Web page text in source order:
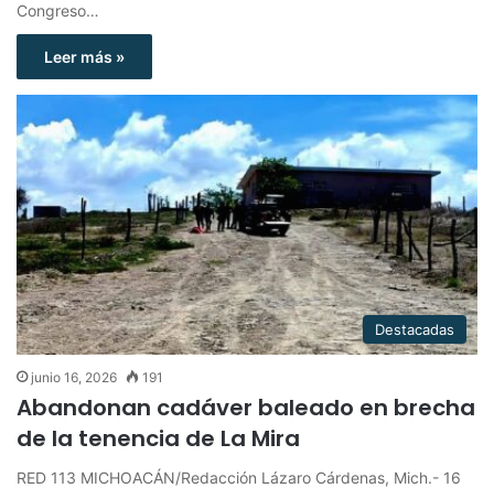
Congreso…
Leer más »
Destacadas
junio 16, 2026 191
Abandonan cadáver baleado en brecha
de la tenencia de La Mira
RED 113 MICHOACÁN/Redacción Lázaro Cárdenas, Mich.- 16